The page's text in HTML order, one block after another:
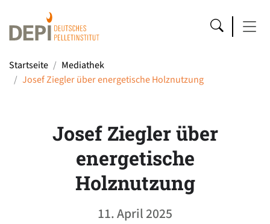
Startseite
Mediathek
Josef Ziegler über energetische Holznutzung
Josef Ziegler über
energetische
Holznutzung
11. April 2025